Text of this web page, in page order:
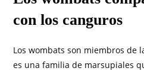
con los canguros
Los wombats son miembros de
es una familia de marsupiales